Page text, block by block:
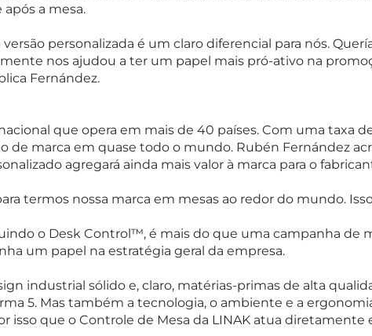
a mesa.
personalizada é um claro diferencial para nós.
nos ajudou a ter um papel mais pró-ativo na
Fernández.
que opera em mais de 40 países. Com uma taxa
de marca em quase todo o mundo. Rubén Fernández
agregará ainda mais valor à marca para o
termos nossa marca em mesas ao redor do mundo.
o Desk Control™, é mais do que uma campanha de
um papel na estratégia geral da empresa.
industrial sólido e, claro, matérias-primas de alta
5. Mas também a tecnologia, o ambiente e a
isso que o Controle de Mesa da LINAK atua diretamente